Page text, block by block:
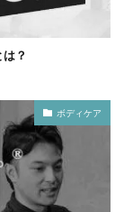
？
ボディケア